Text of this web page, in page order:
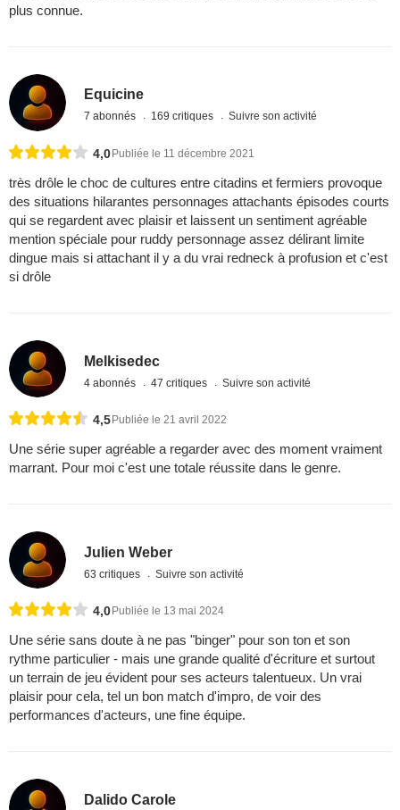
plus connue.
Equicine
7 abonnés 169 critiques Suivre son activité
4,0 Publiée le 11 décembre 2021
très drôle le choc de cultures entre citadins et fermiers provoque
des situations hilarantes personnages attachants épisodes courts
qui se regardent avec plaisir et laissent un sentiment agréable
mention spéciale pour ruddy personnage assez délirant limite
dingue mais si attachant il y a du vrai redneck à profusion et c'est
si drôle
Melkisedec
4 abonnés 47 critiques Suivre son activité
4,5 Publiée le 21 avril 2022
Une série super agréable a regarder avec des moment vraiment
marrant. Pour moi c'est une totale réussite dans le genre.
Julien Weber
63 critiques Suivre son activité
4,0 Publiée le 13 mai 2024
Une série sans doute à ne pas "binger" pour son ton et son
rythme particulier - mais une grande qualité d'écriture et surtout
un terrain de jeu évident pour ses acteurs talentueux. Un vrai
plaisir pour cela, tel un bon match d'impro, de voir des
performances d'acteurs, une fine équipe.
Dalido Carole